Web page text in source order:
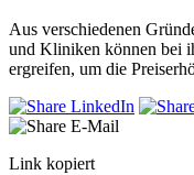
Aus verschiedenen
und Kliniken können bei
ergreifen, um die
Link kopiert